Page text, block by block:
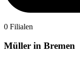
0 Filialen
Müller in Bremen